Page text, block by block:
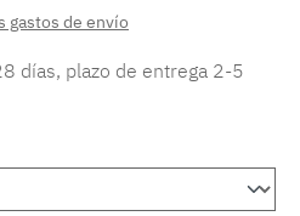
gastos de envío
días, plazo de entrega 2-5